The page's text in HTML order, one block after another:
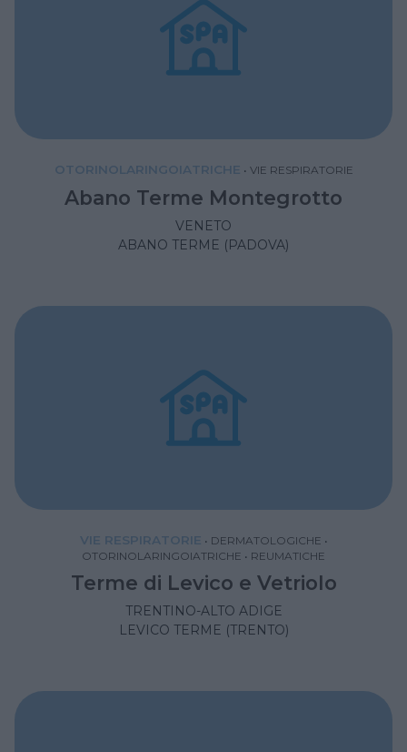
OTORINOLARINGOIATRICHE • VIE RESPIRATORIE
Abano Terme Montegrotto
VENETO
ABANO TERME (PADOVA)
VIE RESPIRATORIE • DERMATOLOGICHE •
OTORINOLARINGOIATRICHE • REUMATICHE
Terme di Levico e Vetriolo
TRENTINO-ALTO ADIGE
LEVICO TERME (TRENTO)